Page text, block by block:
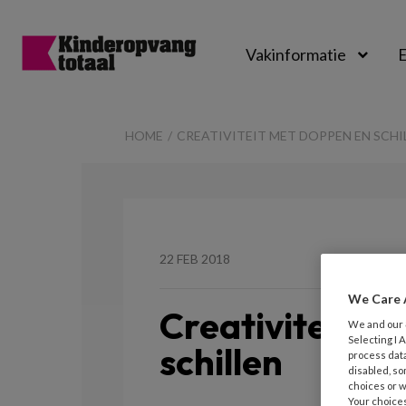
Vakinformatie
HOME CREATIVITEIT MET DOPPEN EN
22 FEB 2018
Creativiteit
schillen
We Care
We and our
Selecting I
process
disabled,
choices or
Your